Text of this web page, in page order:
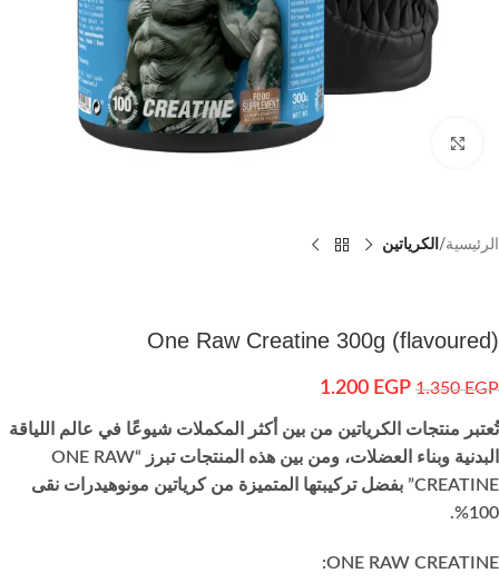
الرئيسية الكرياتين
(flavoured) One Raw Creatine 300g
1.350EGP
1.200 EGP
تُعتبر منتجات الكرياتين من بين أكثر المكملات شيوعًا في عالم اللياقة
البدنية وبناء العضلات، ومن بين هذه المنتجات تبرز “ONE RAW
CREATINE” بفضل تركيبتها المتميزة من كرياتين مونوهيدرات نقى
100%.
ONE RAW CREATINE: